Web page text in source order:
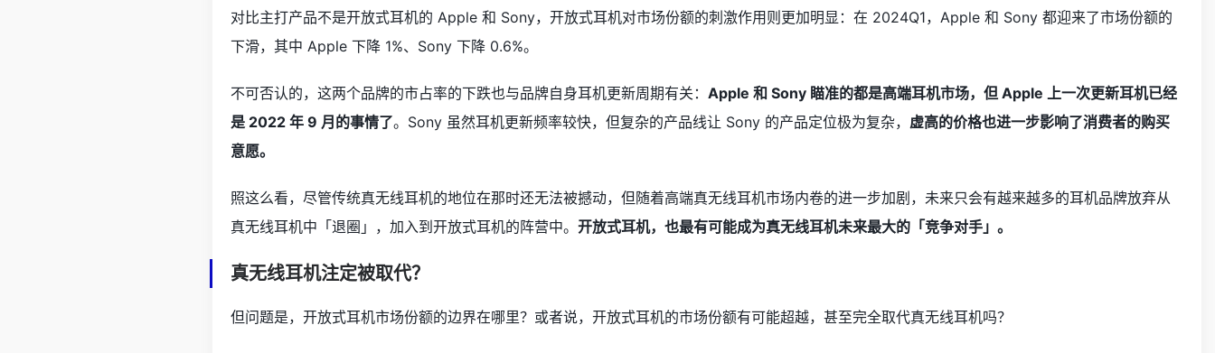
对比主打产品不是开放式耳机的 Apple 和 Sony，开放式耳机对市场份额的刺激作用则更加明显：在 2024Q1，Apple 和 Sony 都迎来了市场份额的
下滑，其中 Apple 下降 1%、Sony 下降 0.6%。
不可否认的，这两个品牌的市占率的下跌也与品牌自身耳机更新周期有关： Apple 和 Sony 瞄准的都是高端耳机市场，但 Apple 上一次更新耳机已经
是 2022 年 9 月的事情了。Sony 虽然耳机更新频率较快，但复杂的产品线让 Sony 的产品定位极为复杂， 虚高的价格也进一步影响了消费者的购买
意愿。
照这么看，尽管传统真无线耳机的地位在那时还无法被撼动，但随着高端真无线耳机市场内卷的进一步加剧，未来只会有越来越多的耳机品牌放弃从
真无线耳机中「退圈」，加入到开放式耳机的阵营中。 开放式耳机，也最有可能成为真无线耳机未来最大的「竞争对手」。
真无线耳机注定被取代？
但问题是，开放式耳机市场份额的边界在哪里？或者说，开放式耳机的市场份额有可能超越，甚至完全取代真无线耳机吗？